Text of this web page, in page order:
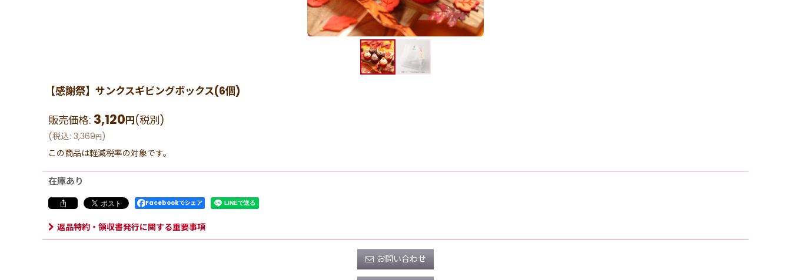
【感謝祭】サンクスギビングボックス(6個)
販売価格: 3,120円(税別)
(税込: 3,369円)
この商品は軽減税率の対象です。
在庫あり
Facebookでシェア
返品特約・領収書発行に関する重要事項
お問い合わせ